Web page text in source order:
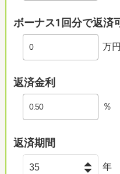
ボーナス1回分で返済
万円
返済金利
％
返済期間
年